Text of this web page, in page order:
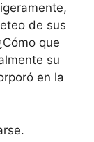
de sus
que
su
en la